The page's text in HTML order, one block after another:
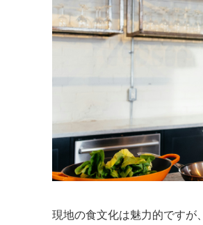
現地の食文化は魅力的ですが